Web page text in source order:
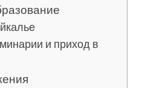
и приход в